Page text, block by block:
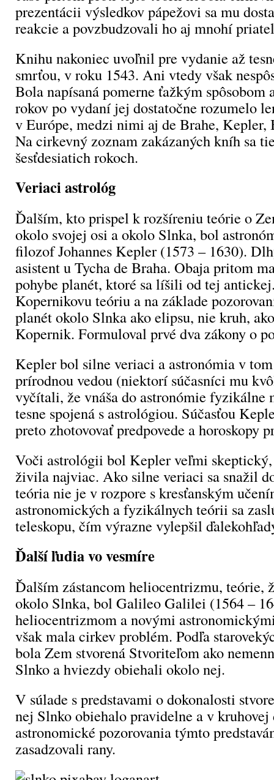
prezentácii výsledkov pápežovi sa mu
reakcie a povzbudzovali ho aj mnohí
Knihu nakoniec uvoľnil pre vydanie až
smrťou, v roku 1543. Ani vtedy však
Bola napísaná pomerne ťažkým spôsobom
rokov po vydaní jej dostatočne rozumelo
v Európe, medzi nimi aj de Brahe,
Na cirkevný zoznam zakázaných kníh sa
šesťdesiatich rokoch.
Veriaci astrológ
Ďalším, kto prispel k rozšíreniu teórie o
okolo svojej osi a okolo Slnka, bol
filozof Johannes Kepler (1573 – 1630).
asistent u Tycha de Braha. Obaja pritom
pohybe planét, ktoré sa líšili od tej
Kopernikovu teóriu a na základe
planét okolo Slnka ako elipsu, nie kruh,
Kopernik. Formuloval prvé dva zákony o
Kepler bol silne veriaci a astronómia v
prírodnou vedou (niektorí súčasníci mu
vyčítali, že vnáša do astronómie fyzikálne
tesne spojená s astrológiou. Súčasťou
preto zhotovovať predpovede a horoskopy
Voči astrológii bol Kepler veľmi skeptický,
živila najviac. Ako silne veriaci sa snažil
teória nie je v rozpore s kresťanským
astronomických a fyzikálnych teórii sa
teleskopu, čím výrazne vylepšil
Ďalší ľudia vo vesmíre
Ďalším zástancom heliocentrizmu, teórie,
okolo Slnka, bol Galileo Galilei (1564 –
heliocentrizmom a novými
však mala cirkev problém. Podľa
bola Zem stvorená Stvoriteľom ako
Slnko a hviezdy obiehali okolo nej.
V súlade s predstavami o dokonalosti
nej Slnko obiehalo pravidelne a v kruhovej
astronomické pozorovania týmto
zasadzovali rany.